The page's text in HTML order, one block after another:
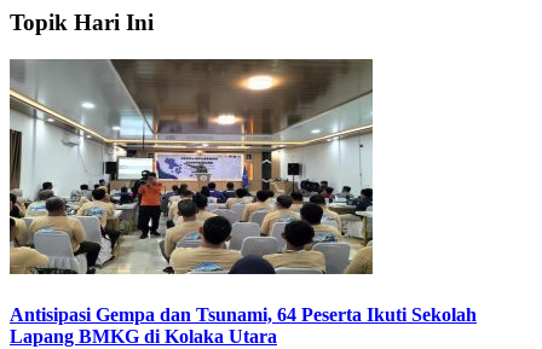
Topik Hari Ini
Antisipasi Gempa dan Tsunami, 64 Peserta Ikuti Sekolah
Lapang BMKG di Kolaka Utara